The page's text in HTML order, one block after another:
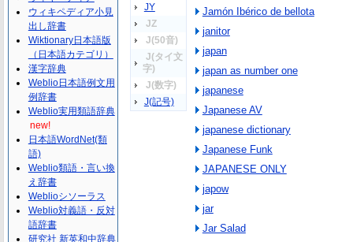
JY
JZ
J(50音)
J(タイ文
字)
J(数字)
J(記号)
Jamón Ibérico de bellota
janitor
japan
japan as number one
japanese
Japanese AV
japanese dictionary
Japanese Funk
JAPANESE ONLY
japow
jar
Jar Salad
ウィキペディア小見
出し辞書
Wiktionary日本語版
（日本語カテゴリ）
漢字辞典
Weblio日本語例文用
例辞書
Weblio実用類語辞典
new!
日本語WordNet(類
語)
Weblio類語・言い換
え辞書
Weblioシソーラス
Weblio対義語・反対
語辞書
研究社 新英和中辞典